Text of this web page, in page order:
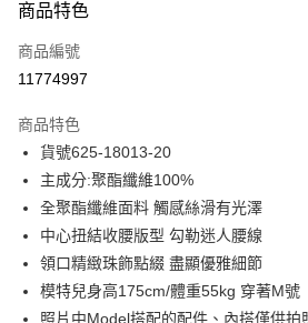
信用卡一次付款
信用卡分期付款
合作金庫商業銀行
華南商業銀行
上海商業儲蓄銀行
國泰世華商業銀行
臺灣中小企業銀行
匯豐（台灣）商業銀行
聯邦商業銀行
元大商業銀行
永豐
超商取貨付款
LINE Pay
Apple Pay
街口支付
商品特色
商品編號
11774997
商品特色
貨號625-18013-20
主成分:聚酯纖維100%
全聚酯纖維面料 觸感絲滑有光澤
中心扭結收腰版型 勾勒迷人腰線
領口精緻珠飾點綴 盡顯優雅細節
模特兒身高175cm/體重55kg 穿著M號
照片中Model搭配的配件、內搭僅供拍